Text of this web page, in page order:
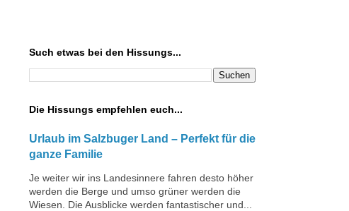
Such etwas bei den Hissungs...
Die Hissungs empfehlen euch...
Urlaub im Salzbuger Land – Perfekt für die
ganze Familie
Je weiter wir ins Landesinnere fahren desto höher
werden die Berge und umso grüner werden die
Wiesen. Die Ausblicke werden fantastischer und...